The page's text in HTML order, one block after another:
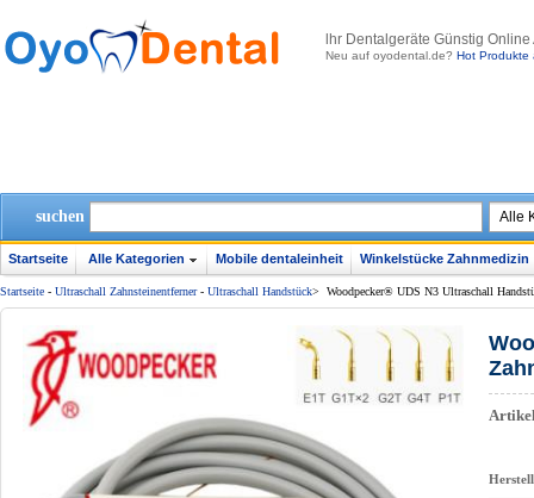
lhr Dentalgeräte Günstig
Neu auf oyodental.de? Hot Produkte
suchen
Startseite Alle Kategorien Mobile dentaleinheit Winkelstücke Zahnmedizin
Startseite - Ultraschall Zahnsteinentferner- Ultraschall Handstück> Woodpecker® UDS N3 Ultraschall